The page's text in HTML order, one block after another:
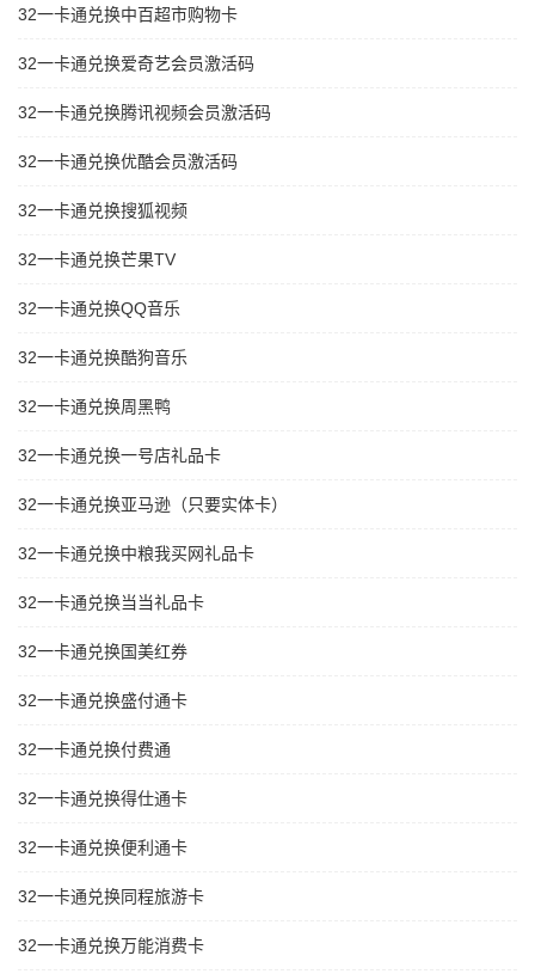
32一卡通兑换中百超市购物卡
32一卡通兑换爱奇艺会员激活码
32一卡通兑换腾讯视频会员激活码
32一卡通兑换优酷会员激活码
32一卡通兑换搜狐视频
32一卡通兑换芒果TV
32一卡通兑换QQ音乐
32一卡通兑换酷狗音乐
32一卡通兑换周黑鸭
32一卡通兑换一号店礼品卡
32一卡通兑换亚马逊（只要实体卡）
32一卡通兑换中粮我买网礼品卡
32一卡通兑换当当礼品卡
32一卡通兑换国美红券
32一卡通兑换盛付通卡
32一卡通兑换付费通
32一卡通兑换得仕通卡
32一卡通兑换便利通卡
32一卡通兑换同程旅游卡
32一卡通兑换万能消费卡